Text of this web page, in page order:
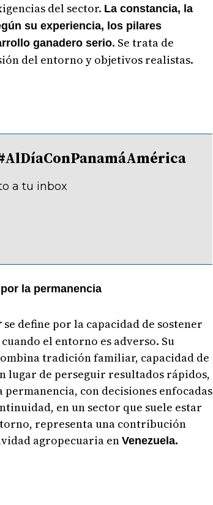
del sector. La constancia, la
su experiencia, los pilares
ganadero serio. Se trata de
del entorno y objetivos realistas.
a tu inbox
la permanencia
se define por la capacidad de sostener
el entorno es adverso. Su
tradición familiar, capacidad de
lugar de perseguir resultados rápidos,
con decisiones enfocadas
en un sector que suele estar
representa una contribución
agropecuaria en Venezuela.